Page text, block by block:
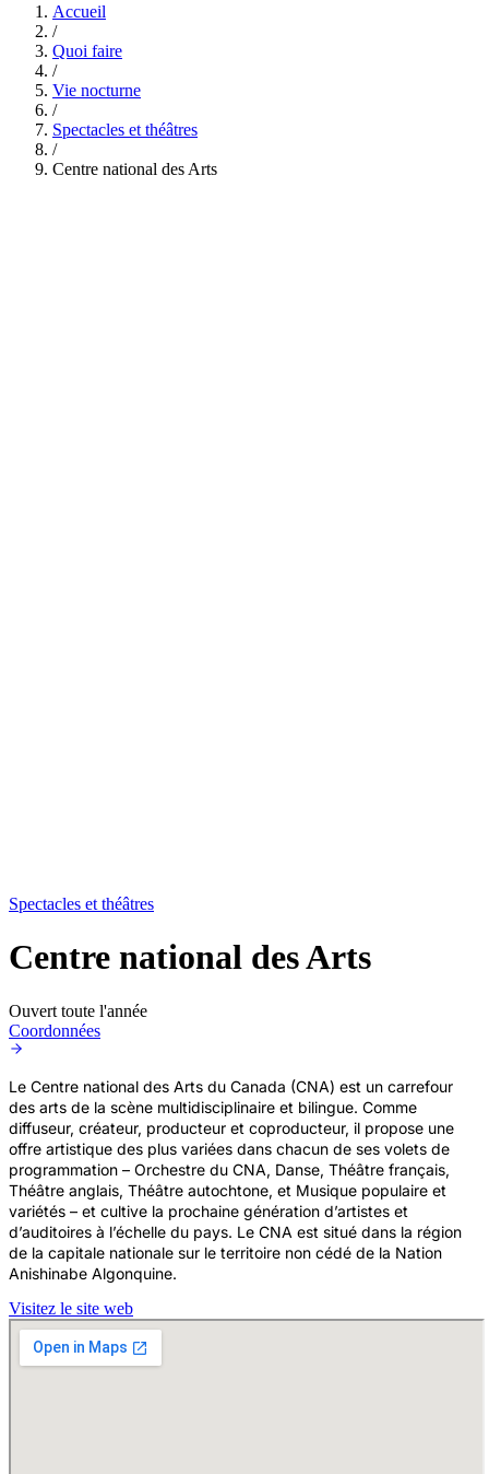
Accueil
/
Quoi faire
/
Vie nocturne
/
Spectacles et théâtres
/
Centre national des Arts
Spectacles et théâtres
Centre national des Arts
Ouvert toute l'année
Coordonnées
Le Centre national des Arts du Canada (CNA) est un carrefour
des arts de la scène multidisciplinaire et bilingue. Comme
diffuseur, créateur, producteur et coproducteur, il propose une
offre artistique des plus variées dans chacun de ses volets de
programmation – Orchestre du CNA, Danse, Théâtre français,
Théâtre anglais, Théâtre autochtone, et Musique populaire et
variétés – et cultive la prochaine génération d’artistes et
d’auditoires à l’échelle du pays. Le CNA est situé dans la région
de la capitale nationale sur le territoire non cédé de la Nation
Anishinabe Algonquine.
Visitez le site web